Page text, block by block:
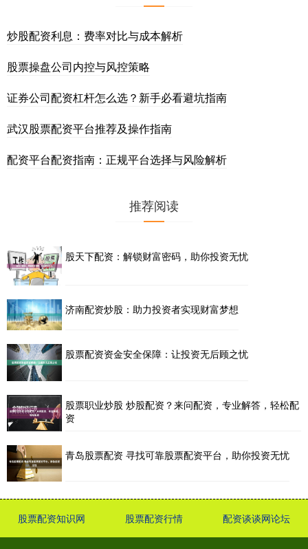
炒股配资利息：费率对比与成本解析
股票操盘公司内控与风控策略
证券公司配资杠杆怎么选？新手必看避坑指南
武汉股票配资平台推荐及操作指南
配资平台配资指南：正规平台选择与风险解析
推荐阅读
股天下配资：解锁财富密码，助你投资无忧
济南配资炒股：助力投资者实现财富梦想
股票配资资金安全保障：让投资无后顾之忧
股票职业炒股 炒股配资？来问配资，专业解答，轻松配
资
青岛股票配资 寻找可靠股票配资平台，助你投资无忧
股票配资知识网 股票配资行情 配资谈谈网论坛